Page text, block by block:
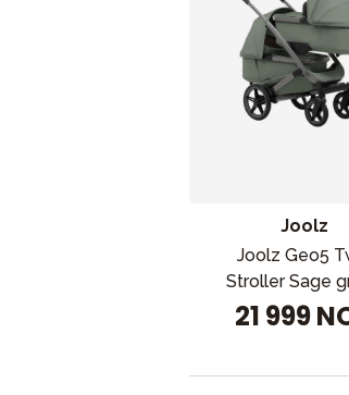
Joolz
Joolz Geo5
Stroller Sage
21 999
Barnevogner
Barn og baby